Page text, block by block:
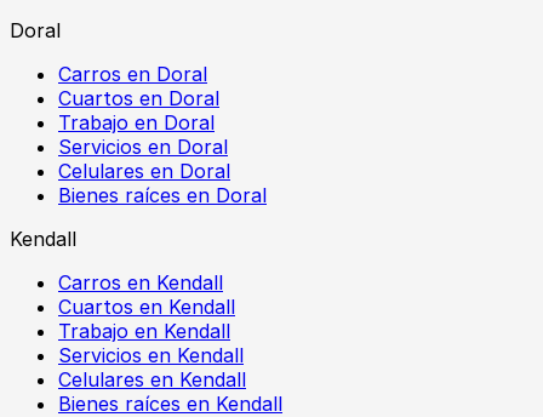
Doral
Carros en Doral
Cuartos en Doral
Trabajo en Doral
Servicios en Doral
Celulares en Doral
Bienes raíces en Doral
Kendall
Carros en Kendall
Cuartos en Kendall
Trabajo en Kendall
Servicios en Kendall
Celulares en Kendall
Bienes raíces en Kendall